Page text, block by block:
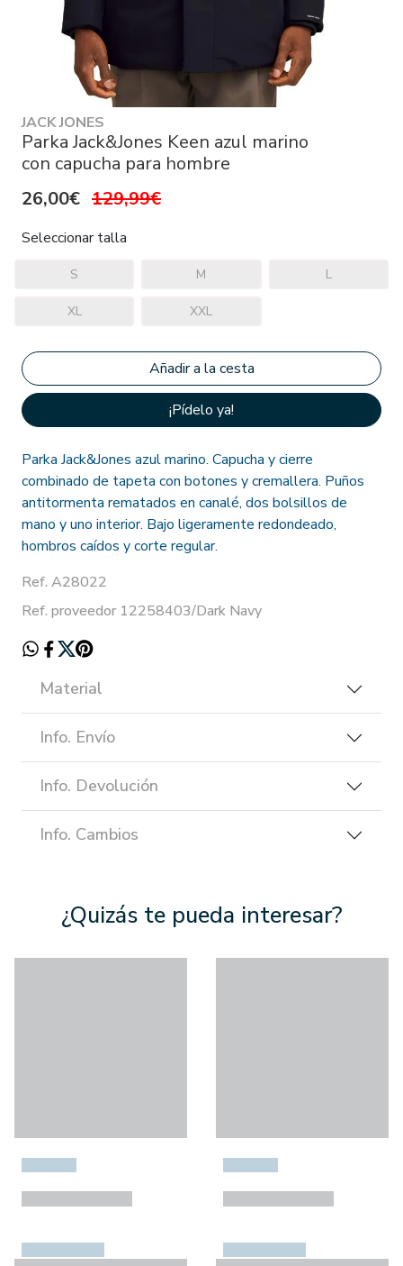
JACK JONES
Parka Jack&Jones Keen azul marino
con capucha para hombre
26,00€ 129,99€
Seleccionar talla
S M L
XL XXL
¡Pídelo ya!
Parka Jack&Jones azul marino. Capucha y cierre
combinado de tapeta con botones y cremallera. Puños
antitormenta rematados en canalé, dos bolsillos de
mano y uno interior. Bajo ligeramente redondeado,
hombros caídos y corte regular.
Ref. A28022
Ref. proveedor 12258403/Dark Navy
Material
Info. Envío
Info. Devolución
Info. Cambios
¿Quizás te pueda interesar?